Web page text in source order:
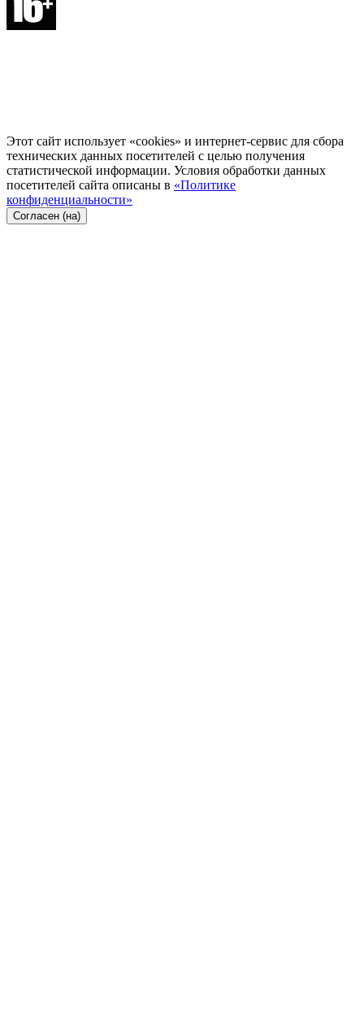
Этот сайт использует «cookies» и интернет-сервис для сбора
технических данных посетителей с целью получения
статистической информации. Условия обработки данных
посетителей сайта описаны в «Политике
конфиденциальности»
Согласен (на)